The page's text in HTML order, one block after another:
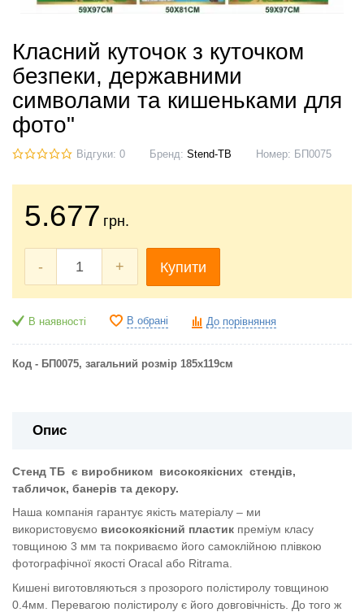
Класний куточок з куточком
безпеки, державними
символами та кишеньками для
фото"
Відгуки: 0 Бренд: Stend-TB Номер: БП0075
5.677 грн.
- + Купити
В наявності В обрані До порівняння
Код - БП0075, загальний розмір 185х119см
Опис
Стенд ТБ є виробником високоякісних стендів,
табличок, банерів та декору.
Наша компанія гарантує якість матеріалу – ми
використовуємо високоякісний пластик преміум класу
товщиною 3 мм та покриваємо його самоклійною плівкою
фотографічної якості Oracal або Ritrama.
Кишені виготовляються з прозорого полістиролу товщиною
0.4мм. Перевагою полістиролу є його довговічність. До того ж